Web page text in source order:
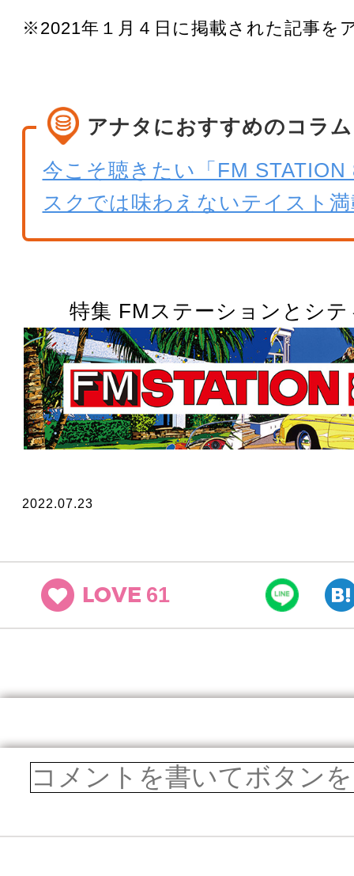
※2021年１月４日に掲載された記事を
アナタにおすすめのコラム
今こそ聴きたい「FM STATION
スクでは味わえないテイスト
特集 FMステーションとシ
2022.07.23
LOVE 61